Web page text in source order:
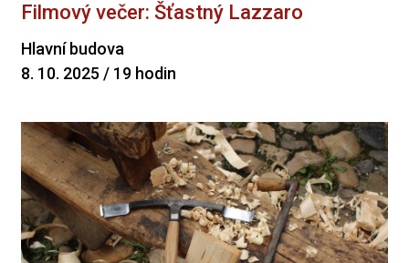
Filmový večer: Šťastný Lazzaro
Hlavní budova
8. 10. 2025 / 19 hodin